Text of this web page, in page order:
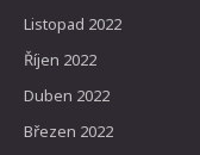
Listopad 2022
Říjen 2022
Duben 2022
Březen 2022